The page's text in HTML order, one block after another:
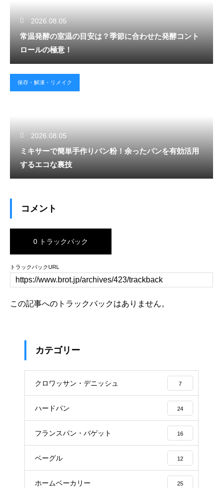
2026.08.05
常温発酵の室温の目安は？季節に合わせた発酵コント
ロールの極意！
保存・解凍・リメイク
2026.08.05
ミキサーで簡単手作りパン粉！余ったパンを有効活用
するエコな裏技
コメント
0 トラックバック
トラックバックURL
この記事へのトラックバックはありません。
カテゴリー
クロワッサン・デニッシュ 7
ハードパン 24
フランスパン・バゲット 16
ベーグル 12
ホームベーカリー 25